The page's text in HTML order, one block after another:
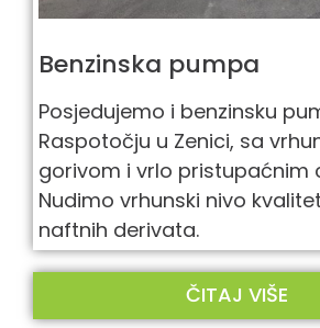
Benzinska pumpa
Posjedujemo i benzinsku
Raspotočju u Zenici, sa
gorivom i vrlo pristupaćnim
Nudimo vrhunski nivo
naftnih derivata.
ČITAJ VIŠE